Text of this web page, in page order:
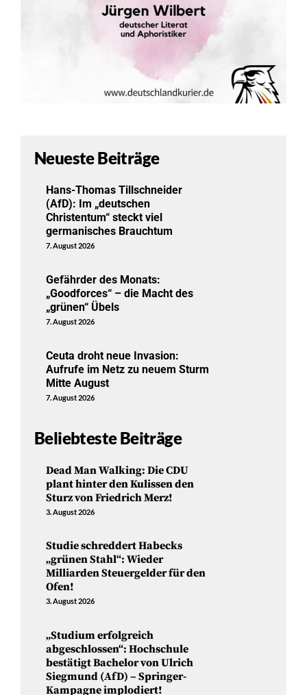
Neueste Beiträge
Hans-Thomas Tillschneider
(AfD): Im „deutschen
Christentum“ steckt viel
germanisches Brauchtum
7. August 2026
Gefährder des Monats:
„Goodforces“ – die Macht des
„grünen“ Übels
7. August 2026
Ceuta droht neue Invasion:
Aufrufe im Netz zu neuem Sturm
Mitte August
7. August 2026
Beliebteste Beiträge
Dead Man Walking: Die CDU
plant hinter den Kulissen den
Sturz von Friedrich Merz!
3. August 2026
Studie schreddert Habecks
„grünen Stahl“: Wieder
Milliarden Steuergelder für den
Ofen!
3. August 2026
„Studium erfolgreich
abgeschlossen“: Hochschule
bestätigt Bachelor von Ulrich
Siegmund (AfD) – Springer-
Kampagne implodiert!